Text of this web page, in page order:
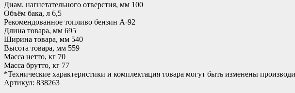
Диам. нагнетательного отверстия, мм 100
Объём бака, л 6,5
Рекомендованное топливо бензин А-92
Длина товара, мм 695
Ширина товара, мм 540
Высота товара, мм 559
Масса нетто, кг 70
Масса брутто, кг 77
*Технические характеристики и комплектация товара могут быть изменены
Артикул: 838263